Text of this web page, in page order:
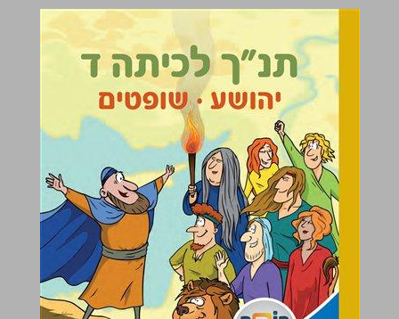
תנ"ך לכיתה ד יהושע • שופטים ... 0